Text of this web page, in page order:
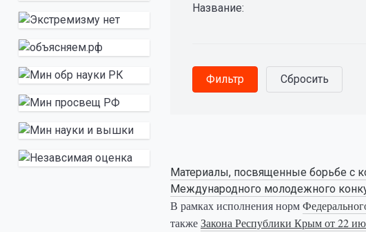
Название:
Материалы, посвященные борьбе с
Международного молодежного
В рамках исполнения норм
такжеЗакона Республики Крым от 22